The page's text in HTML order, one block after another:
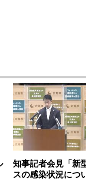
知事記者会見「新
スの感染状況につ